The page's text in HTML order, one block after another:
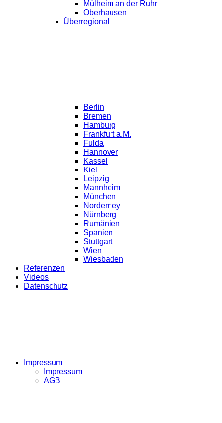
Mülheim an der Ruhr
Oberhausen
Überregional
Berlin
Bremen
Hamburg
Frankfurt a.M.
Fulda
Hannover
Kassel
Kiel
Leipzig
Mannheim
München
Norderney
Nürnberg
Rumänien
Spanien
Stuttgart
Wien
Wiesbaden
Referenzen
Videos
Datenschutz
Impressum
Impressum
AGB